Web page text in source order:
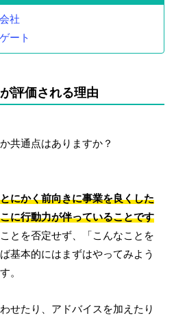
社
ート
評価される理由
共通点はありますか？
とにかく前向きに事業を良くした
に行動力が伴っていることです
とを否定せず、「こんなことを
基本的にはまずはやってみよう
。
せたり、アドバイスを加えたり